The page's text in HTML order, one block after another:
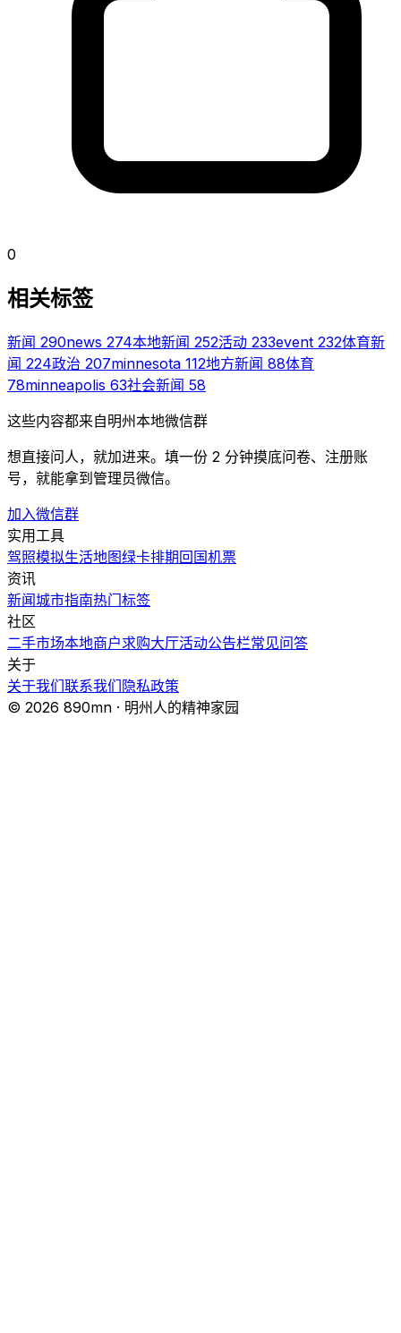
0
相关标签
新闻 290news 274本地新闻 252活动 233event 232体育新
闻 224政治 207minnesota 112地方新闻 88体育
78minneapolis 63社会新闻 58
这些内容都来自明州本地微信群
想直接问人，就加进来。填一份 2 分钟摸底问卷、注册账
号，就能拿到管理员微信。
加入微信群
实用工具
驾照模拟生活地图绿卡排期回国机票
资讯
新闻城市指南热门标签
社区
二手市场本地商户求购大厅活动公告栏常见问答
关于
关于我们联系我们隐私政策
© 2026 890mn · 明州人的精神家园